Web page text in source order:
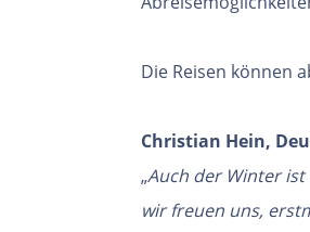
Die Reisen können
Christian Hein,
„Auch der Winter ist
wir freuen uns,